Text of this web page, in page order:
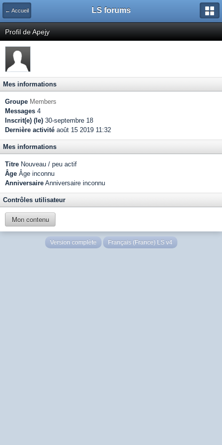
← Accueil LS forums
Profil de Apejy
Mes informations
Groupe Members
Messages 4
Inscrit(e) (le) 30-septembre 18
Dernière activité août 15 2019 11:32
Mes informations
Titre Nouveau / peu actif
Âge Âge inconnu
Anniversaire Anniversaire inconnu
Contrôles utilisateur
Mon contenu
Version complète Français (France) LS v4